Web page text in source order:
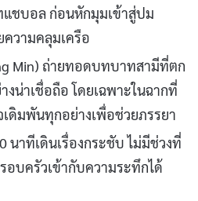
ชบอล ก่อนหักมุมเข้าสู่ปม
วามคลุมเครือ
Min) ถ่ายทอดบทบาทสามีที่ตก
งน่าเชื่อถือ โดยเฉพาะในฉากที่
ดิมพันทุกอย่างเพื่อช่วยภรรยา
นาทีเดินเรื่องกระชับ ไม่มีช่วงที่
อบครัวเข้ากับความระทึกได้